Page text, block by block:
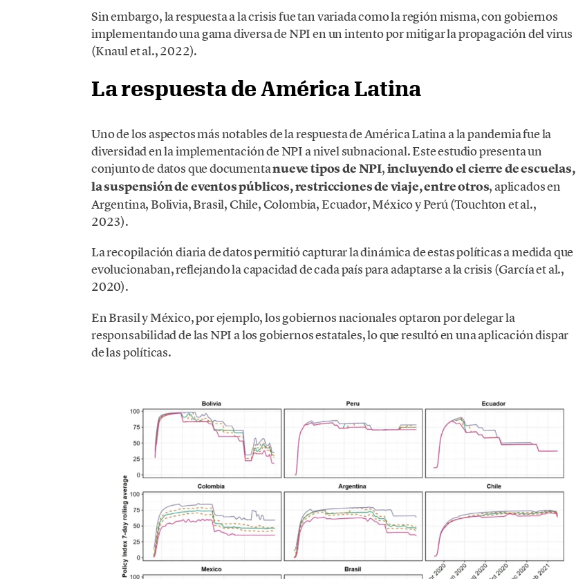
Sin embargo, la respuesta a la crisis fue tan variada como la región misma, con gobiernos
implementando una gama diversa de NPI en un intento por mitigar la propagación del virus
(Knaul et al., 2022).
La respuesta de América Latina
Uno de los aspectos más notables de la respuesta de América Latina a la pandemia fue la
diversidad en la implementación de NPI a nivel subnacional. Este estudio presenta un
conjunto de datos que documentanueve tipos de NPI,incluyendo el cierre de escuelas,
la suspensión de eventos públicos, restricciones de viaje, entre otros, aplicados en
Argentina, Bolivia, Brasil, Chile, Colombia, Ecuador, México y Perú (Touchton et al.,
2023).
La recopilación diaria de datos permitió capturar la dinámica de estas políticas a medida que
evolucionaban, reflejando la capacidad de cada país para adaptarse a la crisis (García et al.,
2020).
En Brasil y México, por ejemplo, los gobiernos nacionales optaron por delegar la
responsabilidad de las NPI a los gobiernos estatales, lo que resultó en una aplicación dispar
de las políticas.